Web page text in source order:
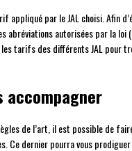
appliqué par le JAL choisi. Afin
abréviations autorisées par la loi
les tarifs des différents JAL pour
accompagner
de l’art, il est possible de
Ce dernier pourra vous